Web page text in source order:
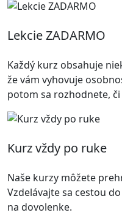
Lekcie ZADARMO
Každý kurz obsahuje
že vám vyhovuje
potom sa rozhodnete,
Kurz vždy po ruke
Naše kurzy môžete
Vzdelávajte sa cestou
na dovolenke.